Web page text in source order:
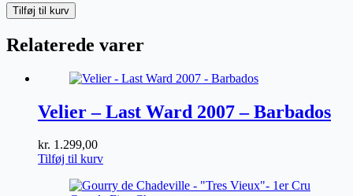
Ardbeg
Perpetuum
antal
Tilføj til kurv
Relaterede varer
Velier – Last Ward 2007 – Barbados
kr. 1.299,00
Tilføj til kurv